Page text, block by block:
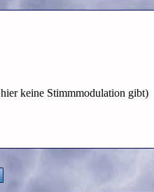
keine Stimmmodulation gibt)